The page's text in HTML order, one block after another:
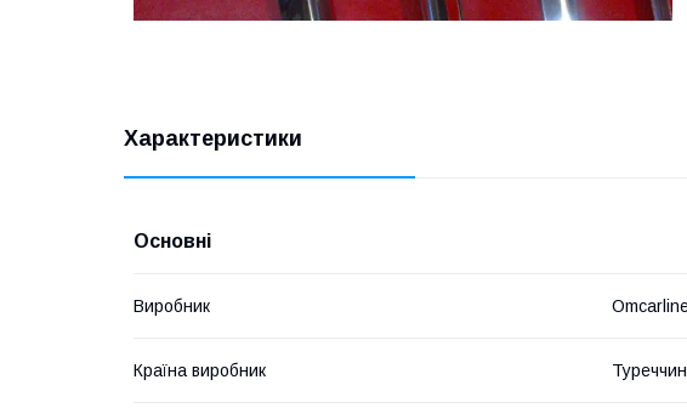
Характеристики
Основні
Виробник
Країна виробник